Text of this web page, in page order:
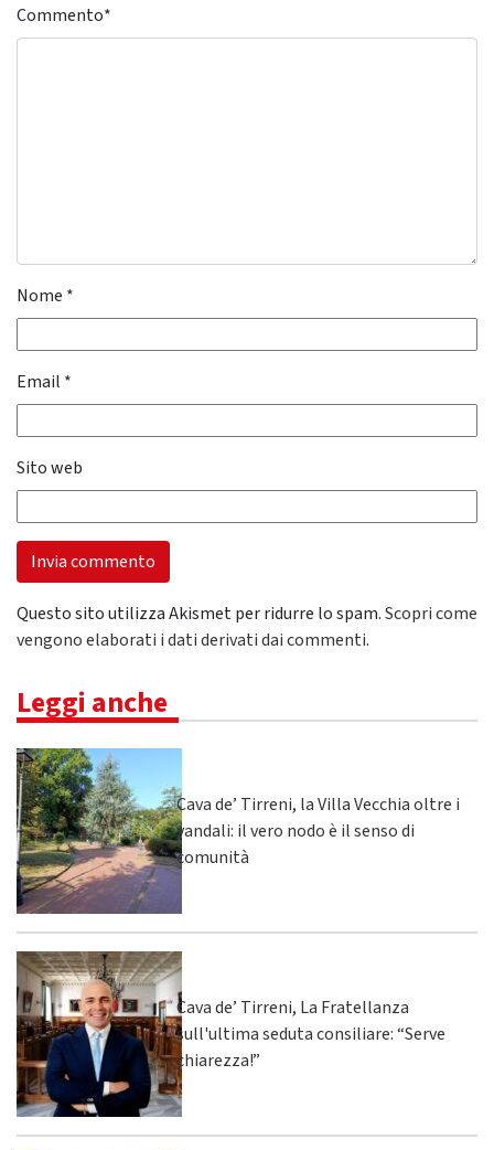
Commento*
Nome *
Email *
Sito web
Questo sito utilizza Akismet per ridurre lo spam.Scopri come
vengono elaborati i dati derivati dai commenti.
Leggi anche
Cava de’ Tirreni, la Villa Vecchia oltre i
vandali: il vero nodo è il senso di
comunità
Cava de’ Tirreni, La Fratellanza
sull'ultima seduta consiliare: “Serve
chiarezza!”